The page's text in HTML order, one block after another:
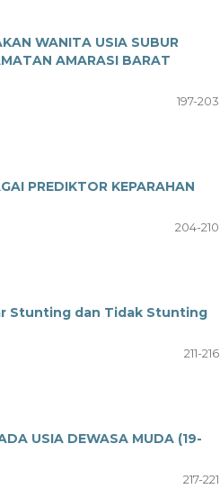
WANITA USIA SUBUR
AMARASI BARAT
197-203
PREDIKTOR KEPARAHAN
204-210
Stunting dan Tidak Stunting
211-216
USIA DEWASA MUDA (19-
217-221